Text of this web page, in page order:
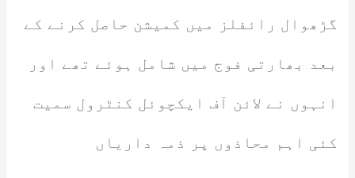
گڑھوال رائفلز میں کمیشن حاصل کرنے کے
بعد بھارتی فوج میں شامل ہوئے تھے اور
انہوں نے لائن آف ایکچوئل کنٹرول سمیت
کئی اہم محاذوں پر ذمہ داریاں